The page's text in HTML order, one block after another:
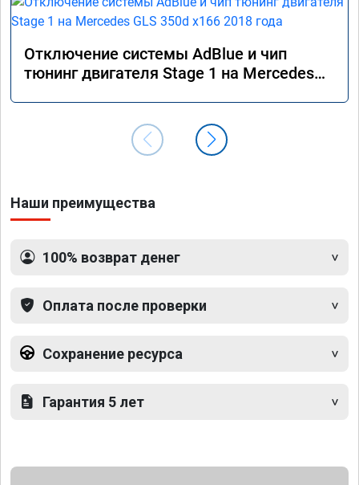
Отключение системы AdBlue и чип
тюнинг двигателя Stage 1 на Mercedes
Наши преимущества
100% возврат денег
Оплата после проверки
Сохранение ресурса
Гарантия 5 лет